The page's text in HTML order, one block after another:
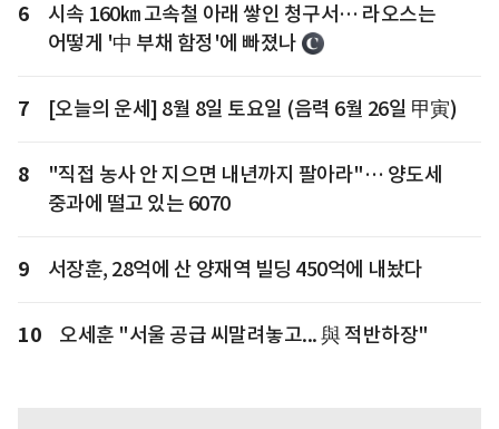
6
시속 160㎞ 고속철 아래 쌓인 청구서… 라오스는
어떻게 '中 부채 함정'에 빠졌나
7 [오늘의 운세] 8월 8일 토요일 (음력 6월 26일 甲寅)
8
"직접 농사 안 지으면 내년까지 팔아라"… 양도세
중과에 떨고 있는 6070
9 서장훈, 28억에 산 양재역 빌딩 450억에 내놨다
10 오세훈 "서울 공급 씨말려놓고... 與 적반하장"